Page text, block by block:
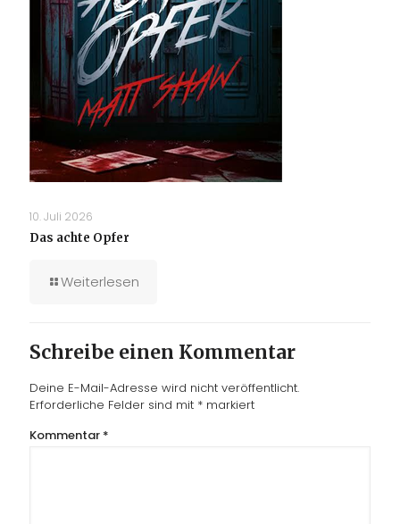
10. Juli 2026
Das achte Opfer
Weiterlesen
Schreibe einen Kommentar
Deine E-Mail-Adresse wird nicht veröffentlicht.
Erforderliche Felder sind mit * markiert
Kommentar *